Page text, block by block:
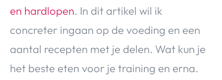
Food & Drinks Health & Beauty Gadgets
en hardlopen. In dit artikel wil ik
concreter ingaan op de voeding en een
aantal recepten met je delen. Wat kun je
het beste eten voor je training en erna.